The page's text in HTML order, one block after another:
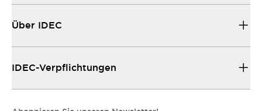
Über IDEC
IDEC-Verpflichtungen